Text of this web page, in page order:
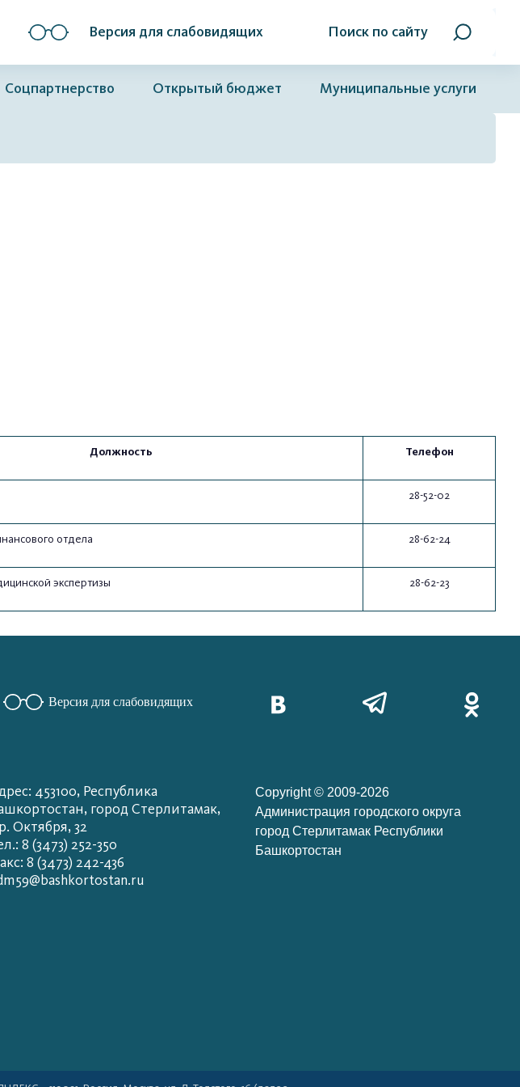
Версия для слабовидящих Поиск по сайту
Соцпартнерство Открытый бюджет Муниципальные услуги
Должность Телефон
28-52-02
отдела 28-62-24
экспертизы 28-62-23
Версия для слабовидящих
453100, Республика
город Стерлитамак,
Октября, 32
8 (3473) 252-350
8 (3473) 242-436
Copyright © 2009-2026
Администрация городского округа
город Стерлитамак Республики
Башкортостан